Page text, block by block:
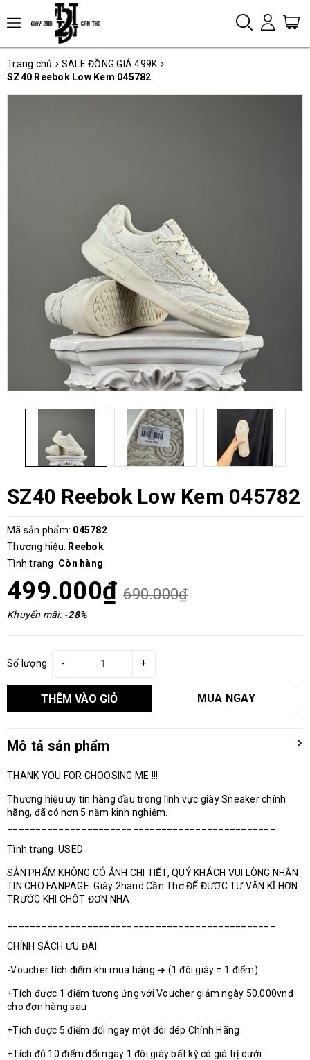
Trang chủ
SALE ĐỒNG GIÁ 499K
SZ40 Reebok Low Kem 045782
SZ40 Reebok Low Kem 045782
Mã sản phẩm: 045782
Thương hiệu: Reebok
Tình trạng: Còn hàng
499.000₫ 690.000₫
Khuyến mãi:-28%
Số lượng: +
-
THÊM VÀO GIỎ MUA NGAY
Mô tả sản phẩm
THANK YOU FOR CHOOSING ME !!!
Thương hiệu uy tín hàng đầu trong lĩnh vực giày Sneaker chính
hãng, đã có hơn 5 năm kinh nghiệm.
Tình trạng: USED
SẢN PHẨM KHÔNG CÓ ẢNH CHI TIẾT, QUÝ KHÁCH VUI LÒNG NHẮN
TIN CHO FANPAGE: Giày 2hand Cần Thơ ĐỂ ĐƯỢC TƯ VẤN KĨ HƠN
TRƯỚC KHI CHỐT ĐƠN NHA.
CHÍNH SÁCH ƯU ĐÃI:
-Voucher tích điểm khi mua hàng ➜ (1 đôi giày = 1 điểm)
+Tích được 1 điểm tương ứng với Voucher giảm ngày 50.000vnđ
cho đơn hàng sau
+Tích được 5 điểm đổi ngay một đôi dép Chính Hãng
+Tích đủ 10 điểm đổi ngay 1 đôi giày bất kỳ có giá trị dưới